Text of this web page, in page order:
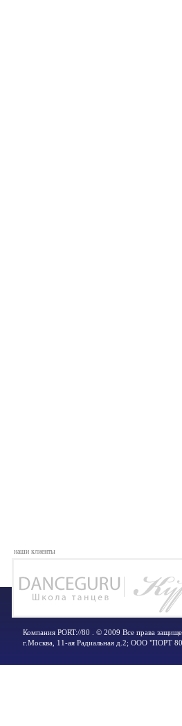
наши клиенты
Компания PORT://80 . © 2009 Все права
г.Москва 11-ая Радиальная д.2; ООО "ПОРТ